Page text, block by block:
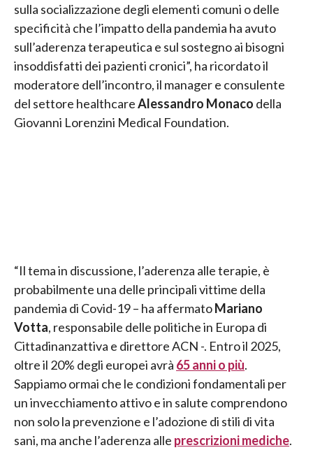
sulla socializzazione degli elementi comuni o delle
specificità che l’impatto della pandemia ha avuto
sull’aderenza terapeutica e sul sostegno ai bisogni
insoddisfatti dei pazienti cronici”, ha ricordato il
moderatore dell’incontro, il manager e consulente
del settore healthcareAlessandro Monaco della
Giovanni Lorenzini Medical Foundation.
“Il tema in discussione, l’aderenza alle terapie, è
probabilmente una delle principali vittime della
pandemia di Covid-19 – ha affermatoMariano
Votta, responsabile delle politiche in Europa di
Cittadinanzattiva e direttore ACN -. Entro il 2025,
oltre il 20% degli europei avrà 65 anni o più.
Sappiamo ormai che le condizioni fondamentali per
un invecchiamento attivo e in salute comprendono
non solo la prevenzione e l’adozione di stili di vita
sani, ma anche l’aderenza alle prescrizioni mediche.